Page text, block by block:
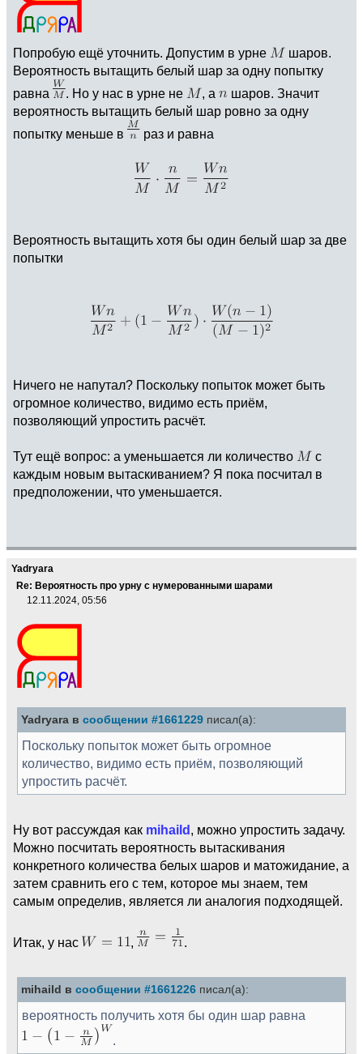
Попробую ещё уточнить. Допустим в урне
шаров.
Вероятность вытащить белый шар за одну попытку
равна
. Но у нас в урне не , а
шаров. Значит
вероятность вытащить белый шар ровно за одну
попытку меньше в
раз и равна
Вероятность вытащить хотя бы один белый шар за две
попытки
Ничего не напутал? Поскольку попыток может быть
огромное количество, видимо есть приём,
позволяющий упростить расчёт.
Тут ещё вопрос: а уменьшается ли количество
с
каждым новым вытаскиванием? Я пока посчитал в
предположении, что уменьшается.
Yadryara
Re: Вероятность про урну с нумерованными шарами
12.11.2024, 05:56
Yadryara в сообщении #1661229 писал(а):
Поскольку попыток может быть огромное
количество, видимо есть приём, позволяющий
упростить расчёт.
Ну вот рассуждая как mihaild, можно упростить задачу.
Можно посчитать вероятность вытаскивания
конкретного количества белых шаров и матожидание, а
затем сравнить его с тем, которое мы знаем, тем
самым определив, является ли аналогия подходящей.
Итак, у нас , .
mihaild в сообщении #1661226 писал(а):
вероятность получить хотя бы один шар равна
.